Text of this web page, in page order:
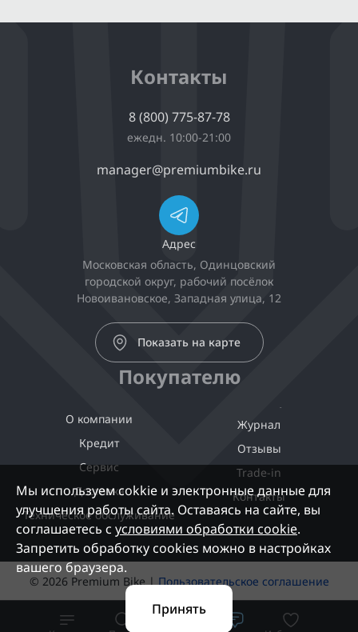
Контакты
8 (800) 775-87-78
ежедн. 10:00-21:00
manager@premiumbike.ru
Адрес
Московская область, Одинцовский
городской округ, рабочий посёлок
Новоивановское, Западная улица, 12
Показать на карте
Покупателю
О компании
Кредит
Сервис
Доставка
Техническое обслуживание
Журнал
Отзывы
Trade-in
Контакты
© 2026 Premium Bike |Пользовательское соглашение
Мы используем cokkie и электронные данные для
улучшения работы сайта. Оставаясь на сайте, вы
соглашаетесь с условиями обработки cookie.
Запретить обработку cookies можно в настройках
вашего браузера.
Принять